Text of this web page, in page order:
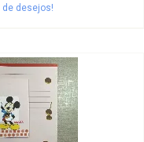
desejos!